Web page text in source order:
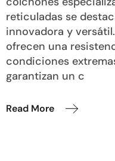
reticuladas se
innovadora y
ofrecen una
condiciones
garantizan un c
Read More